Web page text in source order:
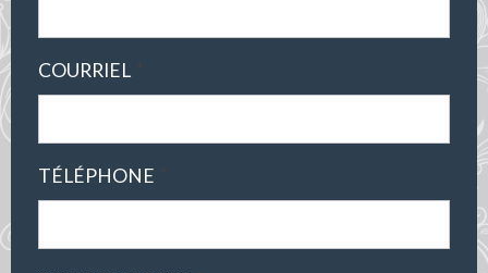
COURRIEL
TÉLÉPHONE